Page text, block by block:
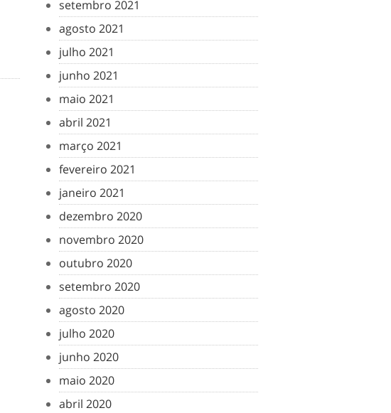
setembro 2021
agosto 2021
julho 2021
junho 2021
maio 2021
abril 2021
março 2021
fevereiro 2021
janeiro 2021
dezembro 2020
novembro 2020
outubro 2020
setembro 2020
agosto 2020
julho 2020
junho 2020
maio 2020
abril 2020